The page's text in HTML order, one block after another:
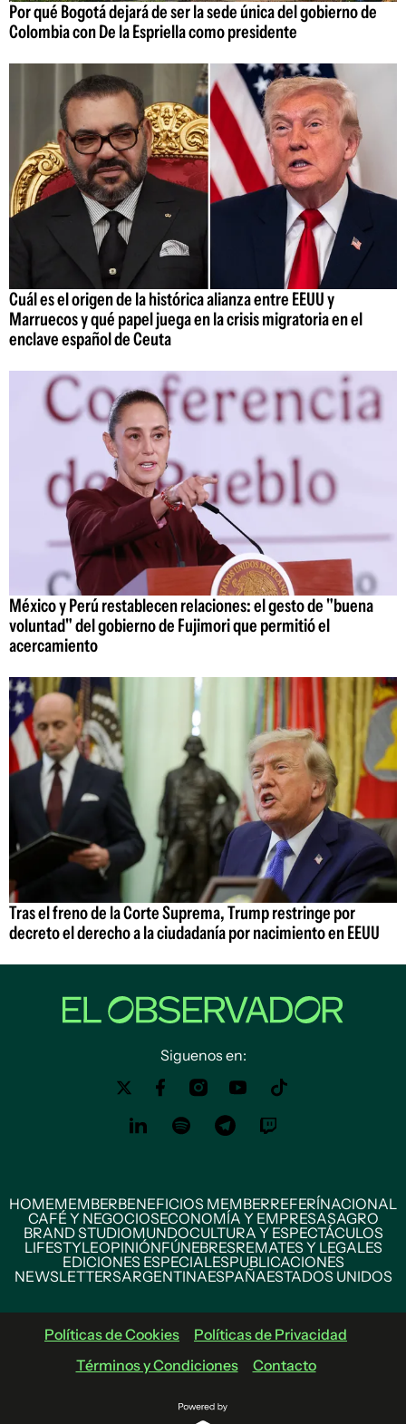
Por qué Bogotá dejará de ser la sede única del gobierno de
Colombia con De la Espriella como presidente
Cuál es el origen de la histórica alianza entre EEUU y
Marruecos y qué papel juega en la crisis migratoria en el
enclave español de Ceuta
México y Perú restablecen relaciones: el gesto de "buena
voluntad" del gobierno de Fujimori que permitió el
acercamiento
Tras el freno de la Corte Suprema, Trump restringe por
decreto el derecho a la ciudadanía por nacimiento en EEUU
Siguenos en:
HOMEMEMBERBENEFICIOS MEMBERREFERÍNACIONAL
CAFÉ Y NEGOCIOSECONOMÍA Y EMPRESASAGRO
BRAND STUDIOMUNDOCULTURA Y ESPECTÁCULOS
LIFESTYLEOPINIÓNFÚNEBRESREMATES Y LEGALES
EDICIONES ESPECIALESPUBLICACIONES
NEWSLETTERSARGENTINAESPAÑAESTADOS UNIDOS
Políticas de Cookies
Políticas de Privacidad
Términos y Condiciones
Contacto